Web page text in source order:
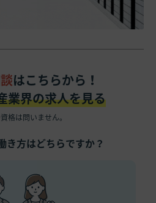
はこちらから！
業界の求人を見る
格は問いません。
き方はどちらですか？